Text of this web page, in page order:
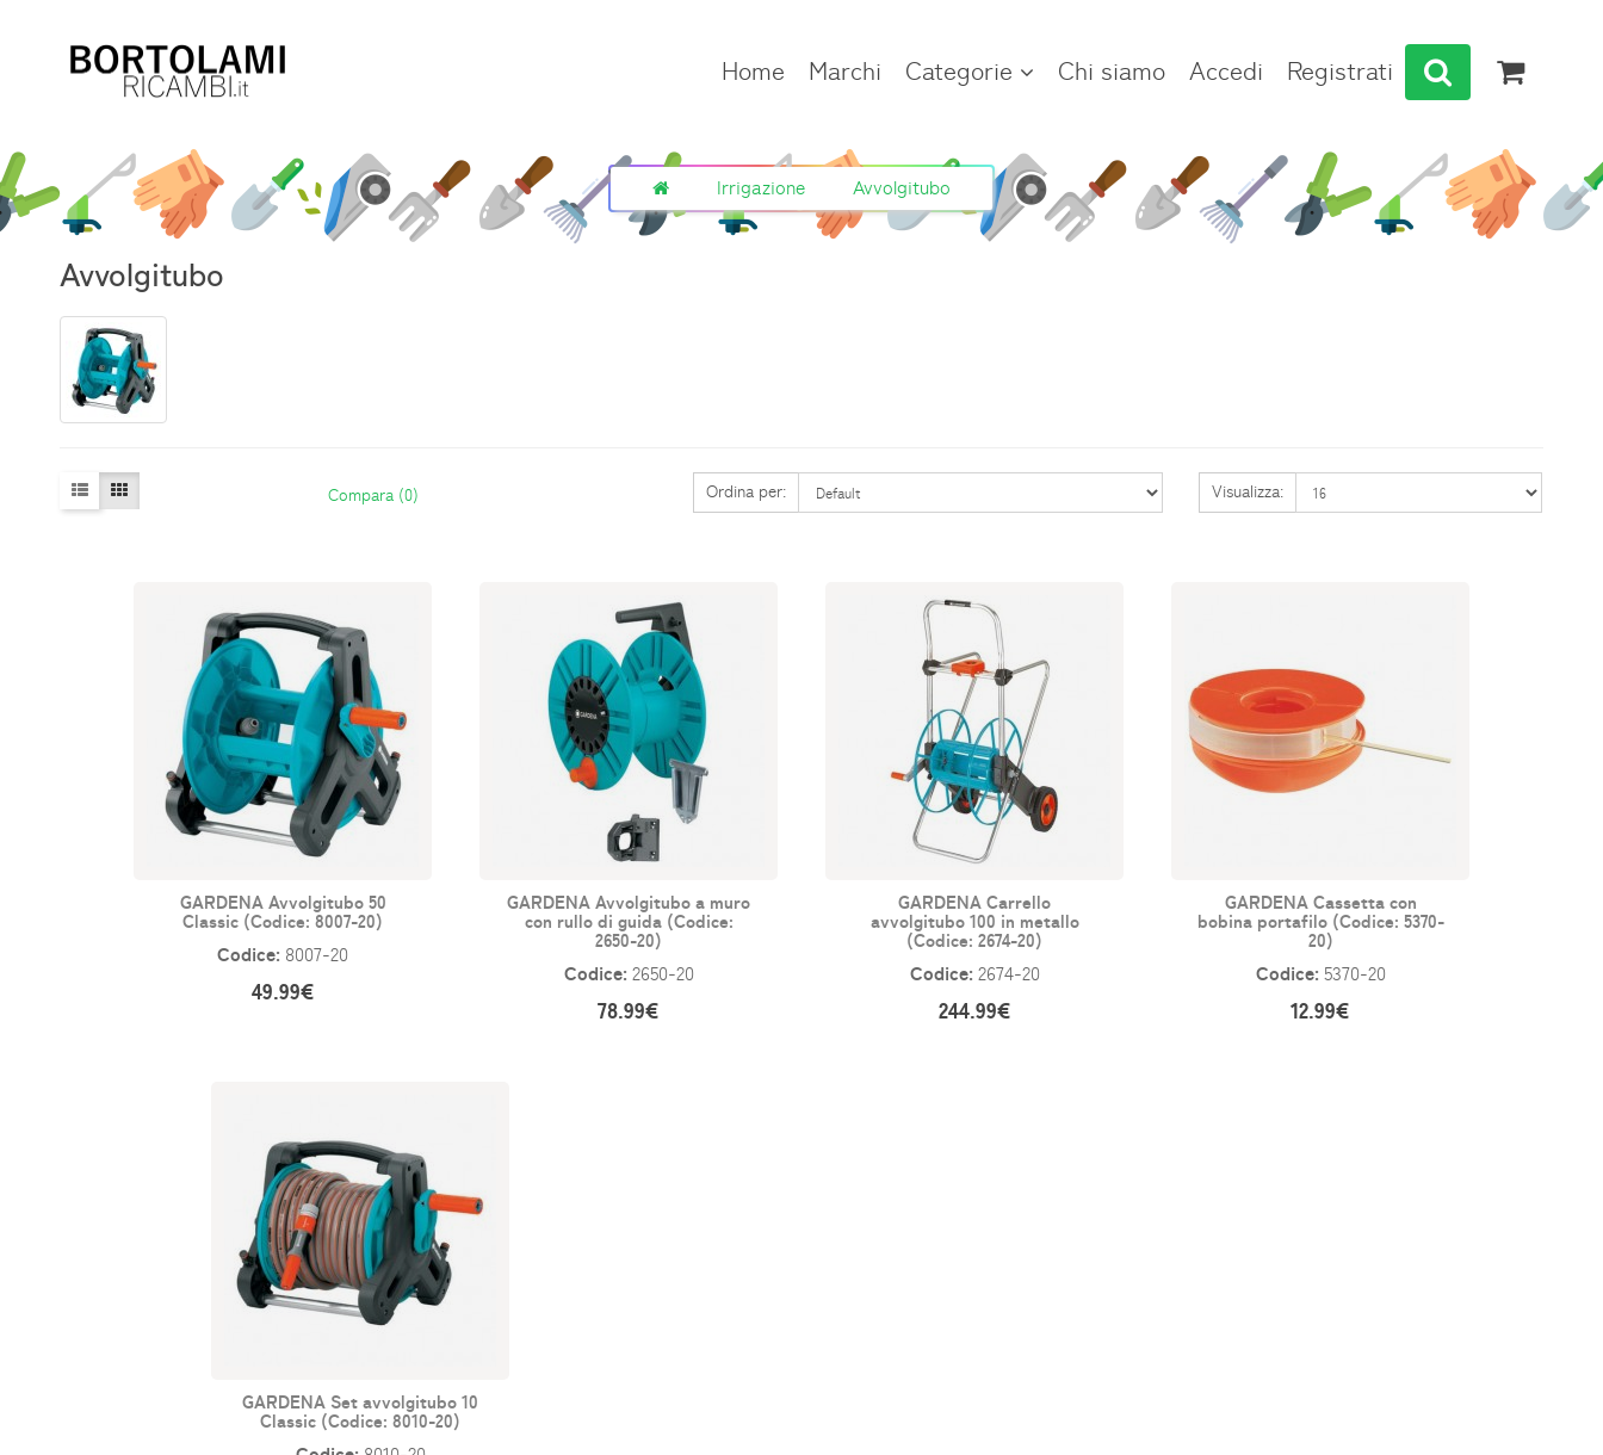
Home Marchi Categorie Chi siamo Accedi Registrati
Irrigazione Avvolgitubo
Avvolgitubo
Compara (0) Ordina per: Visualizza:
GARDENA Avvolgitubo 50
Classic (Codice: 8007-20)
Codice: 8007-20
49.99€
GARDENA Avvolgitubo a muro
con rullo di guida (Codice:
2650-20)
Codice: 2650-20
78.99€
GARDENA Carrello
avvolgitubo 100 in metallo
(Codice: 2674-20)
Codice: 2674-20
244.99€
GARDENA Cassetta con
bobina portafilo (Codice: 5370-
20)
Codice: 5370-20
12.99€
GARDENA Set avvolgitubo 10
Classic (Codice: 8010-20)